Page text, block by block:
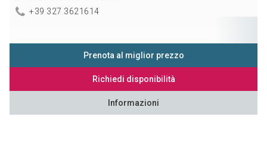
+39 327 3621614
Prenota al miglior prezzo
Richiedi disponibilità
Informazioni